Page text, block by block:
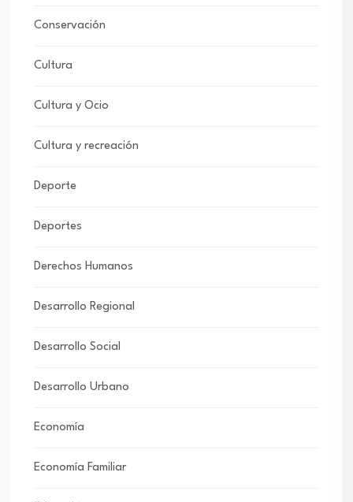
Conservación
Cultura
Cultura y Ocio
Cultura y recreación
Deporte
Deportes
Derechos Humanos
Desarrollo Regional
Desarrollo Social
Desarrollo Urbano
Economía
Economía Familiar